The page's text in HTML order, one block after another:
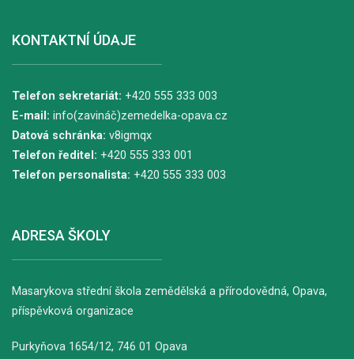
KONTAKTNÍ ÚDAJE
Telefon sekretariát: +420 555 333 003
E-mail: info(zavináč)zemedelka-opava.cz
Datová schránka: v8igmqx
Telefon ředitel: +420 555 333 001
Telefon personalista: +420 555 333 003
ADRESA ŠKOLY
Masarykova střední škola zemědělská a přírodovědná, Opava,
příspěvková organizace
Purkyňova 1654/12, 746 01 Opava